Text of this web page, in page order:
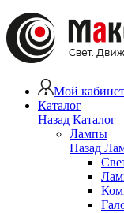
Мой кабинет
Каталог
Назад Каталог
Лампы
Назад